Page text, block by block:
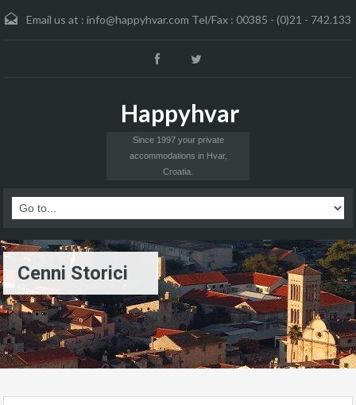
Email us at : info@happyhvar.com Tel/Fax : 00385 - (0)21 - 742.133
Happyhvar
Since 1997 your private
accommodations in Hvar,
Croatia.
Cenni Storici